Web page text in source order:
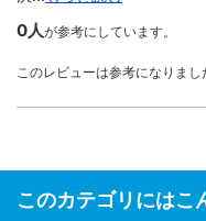
0人が参考にしています。
このレビューは参考になりまし
このカテゴリにはこ